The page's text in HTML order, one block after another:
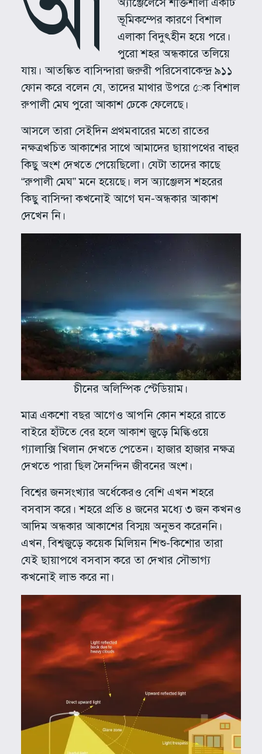
ভূমিকম্পের কারণে বিশাল
এলাকা বিদুৎহীন হয়ে পরে।
পুরো শহর অন্ধকারে তলিয়ে
যায়। আতঙ্কিত বাসিন্দারা জরুরী পরিসেবাকেন্দ্র ৯১১
ফোন করে বলেন যে, তাদের মাথার উপরে েক বিশাল
রুপালী মেঘ পুরো আকাশ ঢেকে ফেলেছে।
আসলে তারা সেইদিন প্রথমবারের মতো রাতের
নক্ষত্রখচিত আকাশের সাথে আমাদের ছায়াপথের বাহুর
কিছু অংশ দেখতে পেয়েছিলো। যেটা তাদের কাছে
“রুপালী মেঘ” মনে হয়েছে। লস অ্যাঞ্জেলস শহরের
কিছু বাসিন্দা কখনোই আগে ঘন-অন্ধকার আকাশ
দেখেন নি।
চীনের অলিম্পিক স্টেডিয়াম।
মাত্র একশো বছর আগেও আপনি কোন শহরে রাতে
বাইরে হাঁটতে বের হলে আকাশ জুড়ে মিল্কিওয়ে
গ্যালাক্সি খিলান দেখতে পেতেন। হাজার হাজার নক্ষত্র
দেখতে পারা ছিল দৈনন্দিন জীবনের অংশ।
বিশ্বের জনসংখ্যার অর্ধেকেরও বেশি এখন শহরে
বসবাস করে। শহরে প্রতি ৪ জনের মধ্যে ৩ জন কখনও
আদিম অন্ধকার আকাশের বিস্ময় অনুভব করেননি।
এখন, বিশ্বজুড়ে কয়েক মিলিয়ন শিশু-কিশোর তারা
যেই ছায়াপথে বসবাস করে তা দেখার সৌভাগ্য
কখনোই লাভ করে না।